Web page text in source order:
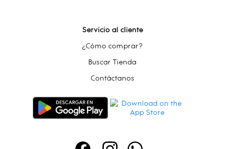
Servicio al cliente
¿Cómo comprar?
Buscar Tienda
Contáctanos